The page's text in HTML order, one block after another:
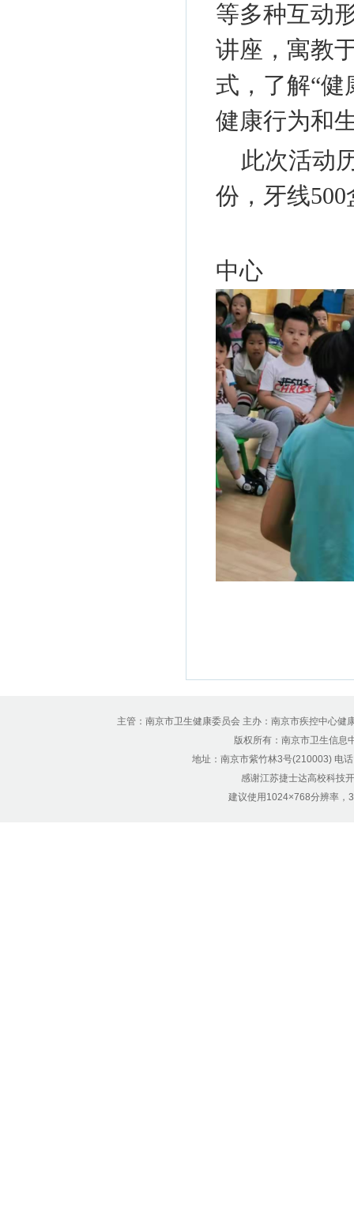
等多种互动
讲座，寓教
式，了解“健
健康行为和
此次活动
份，牙线500
中心
主管：南京市卫生健康委员会 主办：南京市疾控中心
版权所有：南京市卫生信
地址：南京市紫竹林3号(210003) 电
感谢江苏捷士达高校科技
建议使用1024×768分辨率，